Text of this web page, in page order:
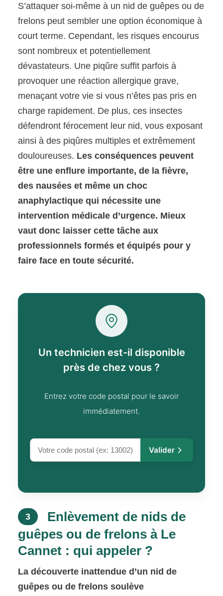
S’attaquer soi-même à un nid de guêpes ou de
frelons peut sembler une option économique à
court terme. Cependant, les risques encourus
sont nombreux et potentiellement
dévastateurs. Une piqûre suffit parfois à
provoquer une réaction allergique grave,
menaçant votre vie si vous n’êtes pas pris en
charge rapidement. De plus, ces insectes
défendront férocement leur nid, vous exposant
ainsi à des piqûres multiples et extrêmement
douloureuses. Les conséquences peuvent
être une enflure importante, de la fièvre,
des nausées et même un choc
anaphylactique qui nécessite une
intervention médicale d’urgence. Mieux
vaut donc laisser cette tâche aux
professionnels formés et équipés pour y
faire face en toute sécurité.
Un technicien est-il disponible
près de chez vous ?
Entrez votre code postal pour le savoir
immédiatement.
Valider
3
Enlèvement de nids de
guêpes ou de frelons à Le
Cannet : qui appeler ?
La découverte inattendue d’un nid de
guêpes ou de frelons soulève